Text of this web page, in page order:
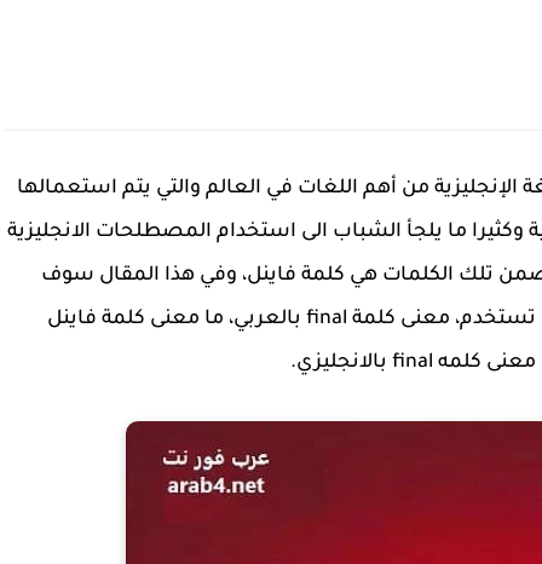
الإنجليزية من أهم اللغات في العالم والتي يتم استعمالها
ما يلجأ الشباب الى استخدام المصطلحات الانجليزية
تلك الكلمات هي كلمة فاينل، وفي هذا المقال سوف
نوضح وش يعني فاينل بالعربي وبالانجليزي ومتى تستخدم، معنى كلمة final بالعربي، ما معنى كلمة فاينل